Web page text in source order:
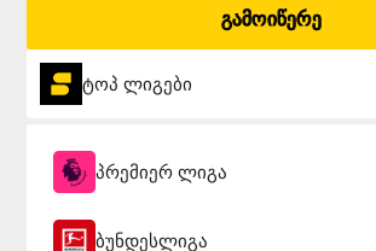
გამოიწერე
ტოპ ლიგები
პრემიერ ლიგა
ბუნდესლიგა